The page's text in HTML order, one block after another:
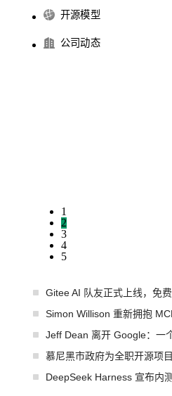
开源模型
公司动态
1
2
3
4
5
Gitee AI 队友正式上线，免
Simon Willison 重新拥抱
Jeff Dean 离开 Google：一
慕尼黑市政府为全职开源项
DeepSeek Harness 宣布内